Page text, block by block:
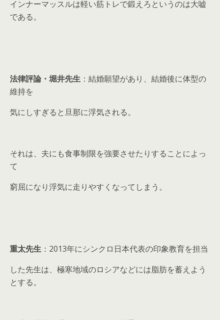
インナーマッスルは軽い筋トレで鍛えろというのは大嘘
である。
法律評論・堀井先生 ：結婚願望があり、結婚後に体型の
維持を
気にしすぎると旦那に浮気される。
それは、夫にも食事制限を強要させたりすることによっ
て
窮屈になり浮気に走りやすくなってしまう。
重太先生 ：2013年にシンクロ日本代表の印象教育を担当
した先生は、極寒地域のロシアなどには脂肪を蓄えよう
とする。